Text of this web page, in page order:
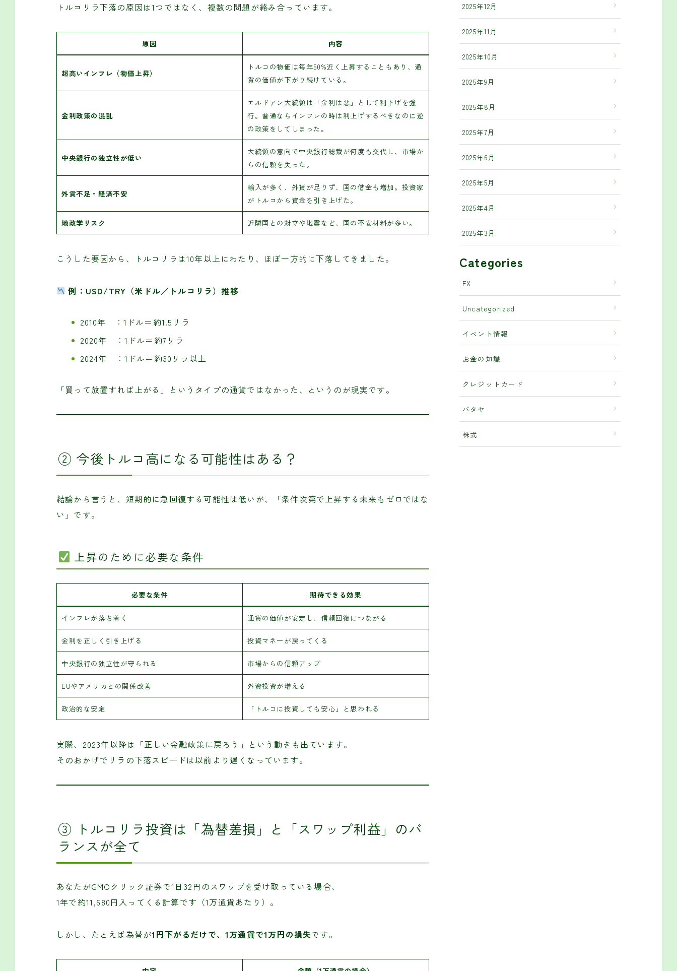
トルコリラ下落の原因は1つではなく、複数の問題が絡み合っています。
原因 内容
超高いインフレ（物価上昇）
トルコの物価は毎年50%近く上昇することもあり、通
貨の価値が下がり続けている。
金利政策の混乱
エルドアン大統領は「金利は悪」として利下げを強
行。普通ならインフレの時は利上げするべきなのに逆
の政策をしてしまった。
中央銀行の独立性が低い
大統領の意向で中央銀行総裁が何度も交代し、市場か
らの信頼を失った。
外貨不足・経済不安
輸入が多く、外貨が足りず、国の借金も増加。投資家
がトルコから資金を引き上げた。
地政学リスク 近隣国との対立や地震など、国の不安材料が多い。
こうした要因から、トルコリラは10年以上にわたり、ほぼ一方的に下落してきました。
例：USD/TRY（米ドル／トルコリラ）推移
2010年 ：1ドル＝約1.5リラ
2020年 ：1ドル＝約7リラ
2024年 ：1ドル＝約30リラ以上
「買って放置すれば上がる」というタイプの通貨ではなかった、というのが現実です。
② 今後トルコ高になる可能性はある？
結論から言うと、短期的に急回復する可能性は低いが、「条件次第で上昇する未来もゼロではな
い」です。
上昇のために必要な条件
必要な条件 期待できる効果
インフレが落ち着く 通貨の価値が安定し、信頼回復につながる
金利を正しく引き上げる 投資マネーが戻ってくる
中央銀行の独立性が守られる 市場からの信頼アップ
EUやアメリカとの関係改善 外資投資が増える
政治的な安定 「トルコに投資しても安心」と思われる
実際、2023年以降は「正しい金融政策に戻ろう」という動きも出ています。
そのおかげでリラの下落スピードは以前より遅くなっています。
③ トルコリラ投資は「為替差損」と「スワップ利益」のバ
ランスが全て
あなたがGMOクリック証券で1日32円のスワップを受け取っている場合、
1年で約11,680円入ってくる計算です（1万通貨あたり）。
しかし、たとえば為替が1円下がるだけで、1万通貨で1万円の損失です。
2025年12月
2025年11月
2025年10月
2025年9月
2025年8月
2025年7月
2025年6月
2025年5月
2025年4月
2025年3月
Categories
FX
Uncategorized
イベント情報
お金の知識
クレジットカード
パタヤ
株式